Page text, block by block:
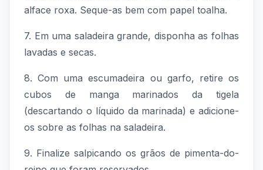
alface roxa. Seque-as bem com papel toalha.
7. Em uma saladeira grande, disponha as folhas
lavadas e secas.
8. Com uma escumadeira ou garfo, retire os
cubos de manga marinados da tigela
(descartando o líquido da marinada) e adicione-
os sobre as folhas na saladeira.
9. Finalize salpicando os grãos de pimenta-do-